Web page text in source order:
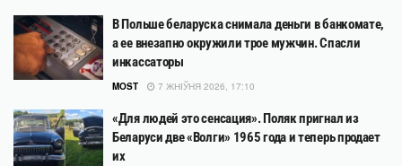
В Польше беларуска снимала деньги в банкомате,
а ее внезапно окружили трое мужчин. Спасли
инкассаторы
MOST 7 ЖНІЎНЯ 2026, 17:10
«Для людей это сенсация». Поляк пригнал из
Беларуси две «Волги» 1965 года и теперь продает
их